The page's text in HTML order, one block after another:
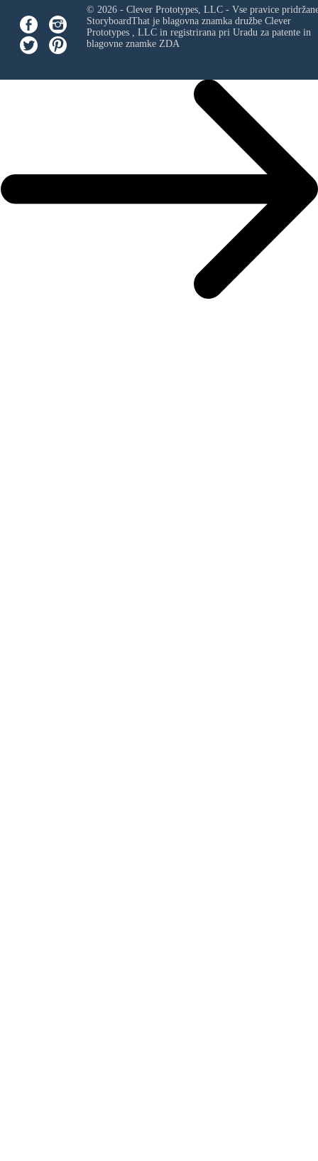
© 2026 - Clever Prototypes, LLC - Vse pravice
StoryboardThat je blagovna znamka družbe Clever
Prototypes , LLCin registrirana pri Uradu za patente in
blagovne znamke ZDA